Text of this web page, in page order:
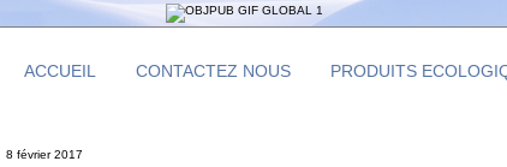
ACCUEIL CONTACTEZ NOUS PRODUITS
8 février 2017